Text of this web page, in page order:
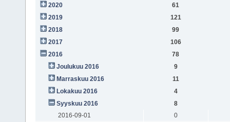
2020
61
2019
121
2018
99
2017
106
2016
78
Joulukuu 2016
9
Marraskuu 2016
11
Lokakuu 2016
4
Syyskuu 2016
8
2016-09-01
0